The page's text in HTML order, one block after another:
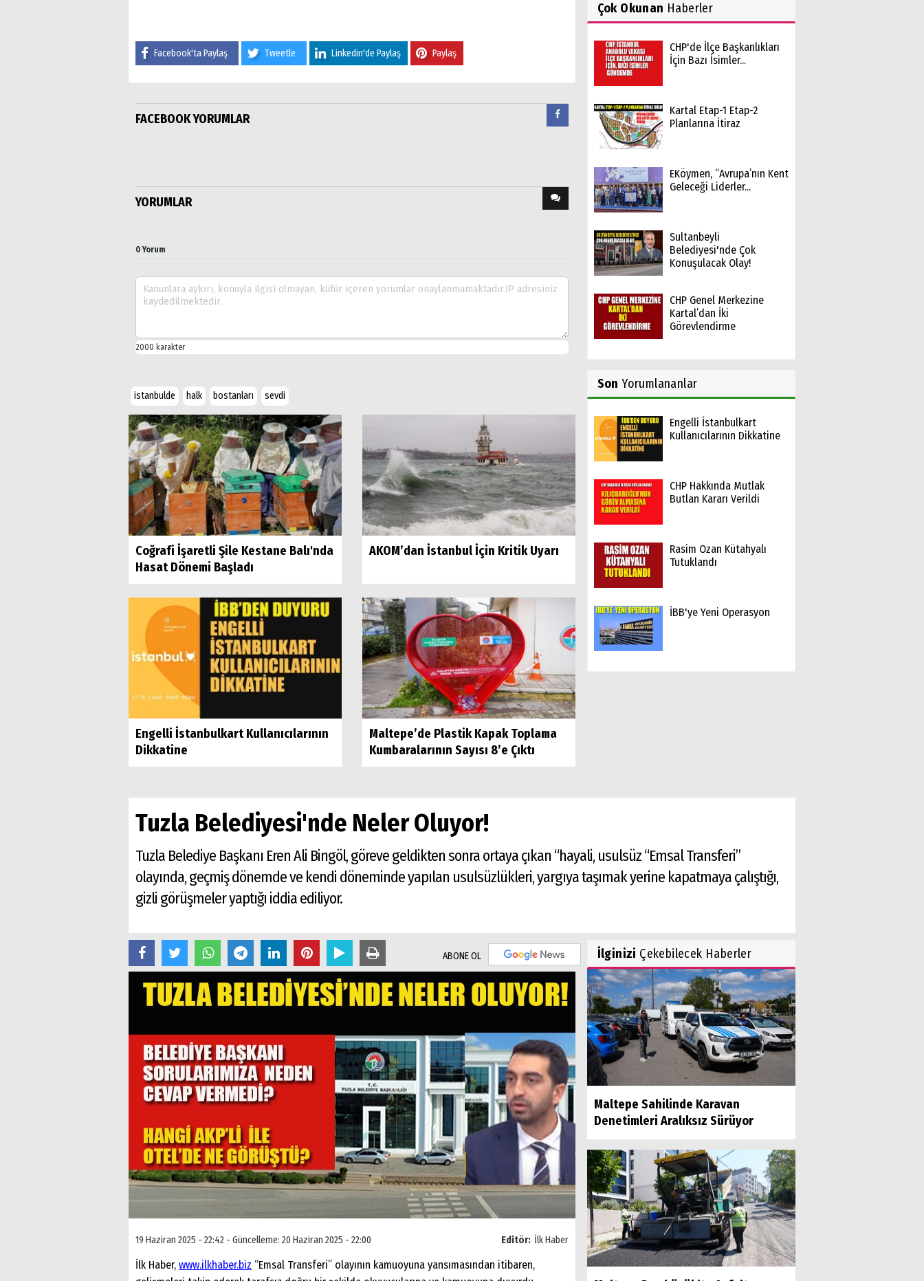
Facebook'ta Paylaş Tweetle Linkedin'de Paylaş Paylaş
FACEBOOK YORUMLAR
YORUMLAR
0 Yorum
istanbulde halk bostanları sevdi
Coğrafi İşaretli Şile Kestane Balı'nda
Hasat Dönemi Başladı
AKOM’dan İstanbul İçin Kritik Uyarı
Engelli İstanbulkart Kullanıcılarının
Dikkatine
Maltepe’de Plastik Kapak Toplama
Kumbaralarının Sayısı 8’e Çıktı
Çok Okunan Haberler
CHP'de İlçe Başkanlıkları
İçin Bazı İsimler...
Kartal Etap-1 Etap-2
Planlarına İtiraz
EKöymen, “Avrupa’nın Kent
Geleceği Liderler...
Sultanbeyli
Belediyesi'nde Çok
Konuşulacak Olay!
CHP Genel Merkezine
Kartal’dan İki
Görevlendirme
Son Yorumlananlar
Engelli İstanbulkart
Kullanıcılarının Dikkatine
CHP Hakkında Mutlak
Butlan Kararı Verildi
Rasim Ozan Kütahyalı
Tutuklandı
İBB'ye Yeni Operasyon
Tuzla Belediyesi'nde Neler Oluyor!
Tuzla Belediye Başkanı Eren Ali Bingöl, göreve geldikten sonra ortaya çıkan “hayali, usulsüz “Emsal Transferi”
olayında, geçmiş dönemde ve kendi döneminde yapılan usulsüzlükleri, yargıya taşımak yerine kapatmaya çalıştığı,
gizli görüşmeler yaptığı iddia ediliyor.
ABONE OL
Editör: İlk Haber
19 Haziran 2025 - 22:42 - Güncelleme: 20 Haziran 2025 - 22:00
İlk Haber, www.ilkhaber.biz “Emsal Transferi” olayının kamuoyuna yansımasından itibaren,
İlginizi Çekebilecek Haberler
Maltepe Sahilinde Karavan
Denetimleri Aralıksız Sürüyor